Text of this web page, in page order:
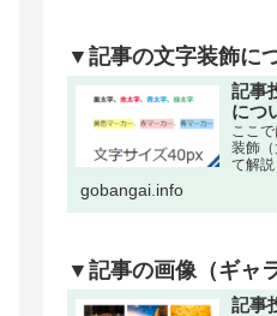
▼記事の文字装飾に
記事
につ
ここ
装飾
て解
を「
順を
成・
い…
gobangai.info
▼記事の画像（ギャ
記事